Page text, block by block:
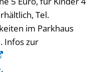
Tel.
im Parkhaus
Infos zur
.